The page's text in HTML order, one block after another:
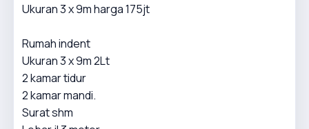
Ukuran 3 x 9m harga 175jt
Rumah indent
Ukuran 3 x 9m 2Lt
2 kamar tidur
2 kamar mandi.
Surat shm